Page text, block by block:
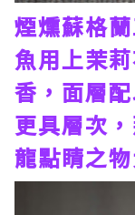
煙燻蘇格
魚用上茉
香，面層
更具層次
龍點睛之